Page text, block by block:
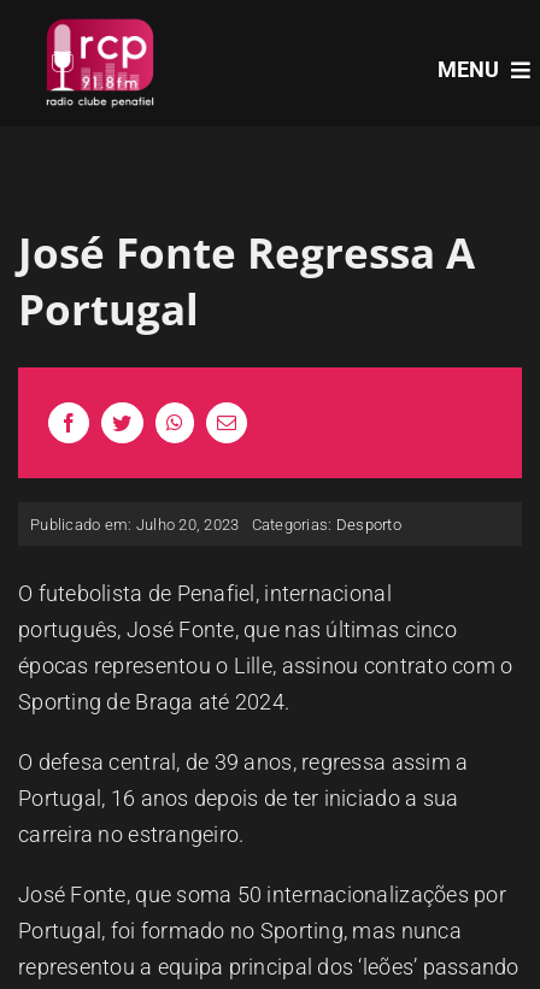
content
MENU
PROGRAMAS
OUVIR
José Fonte Regressa A
Portugal
Publicado em: Julho 20, 2023 Categorias: Desporto
O futebolista de Penafiel, internacional
português, José Fonte, que nas últimas cinco
épocas representou o Lille, assinou contrato com o
Sporting de Braga até 2024.
O defesa central, de 39 anos, regressa assim a
Portugal, 16 anos depois de ter iniciado a sua
carreira no estrangeiro.
José Fonte, que soma 50 internacionalizações por
Portugal, foi formado no Sporting, mas nunca
representou a equipa principal dos ‘leões’ passando